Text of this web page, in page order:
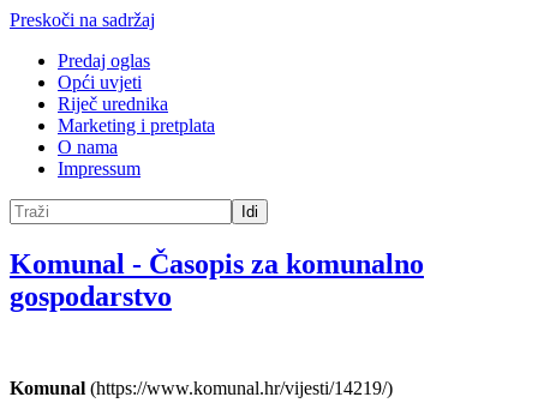
Preskoči na sadržaj
Predaj oglas
Opći uvjeti
Riječ urednika
Marketing i pretplata
O nama
Impressum
Idi
Komunal - Časopis za komunalno
gospodarstvo
Komunal (https://www.komunal.hr/vijesti/14219/)